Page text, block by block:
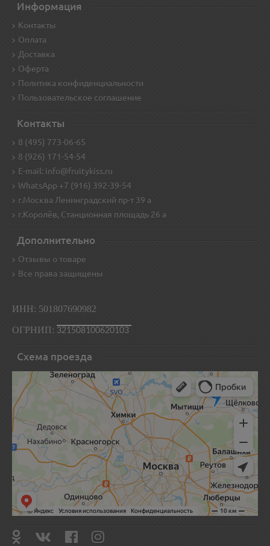
Информация
Контакты
Оплата
Доставка
Оферта
Политика конфиденциальности
Пользовательское соглашение
Контакты
8 (495) 773-06-65
8 (926) 171-54-54
E-mail: info@fruitykiss.ru
WhatsApp +7 (916) 392-39-54
г.Москва Ленинградский пр-т 39 а
г.Королёв, Станционная площадь 26 а
Дополнительно
Отзывы о товаре
Все права защищены
ИНН: 501807690982
ОГРНИП: 321508100620103
Схема проезда